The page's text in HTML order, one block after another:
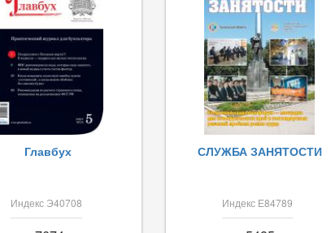
Главбух
Индекс Э40708
СЛУЖБА ЗАНЯТОСТИ
Индекс Е84789